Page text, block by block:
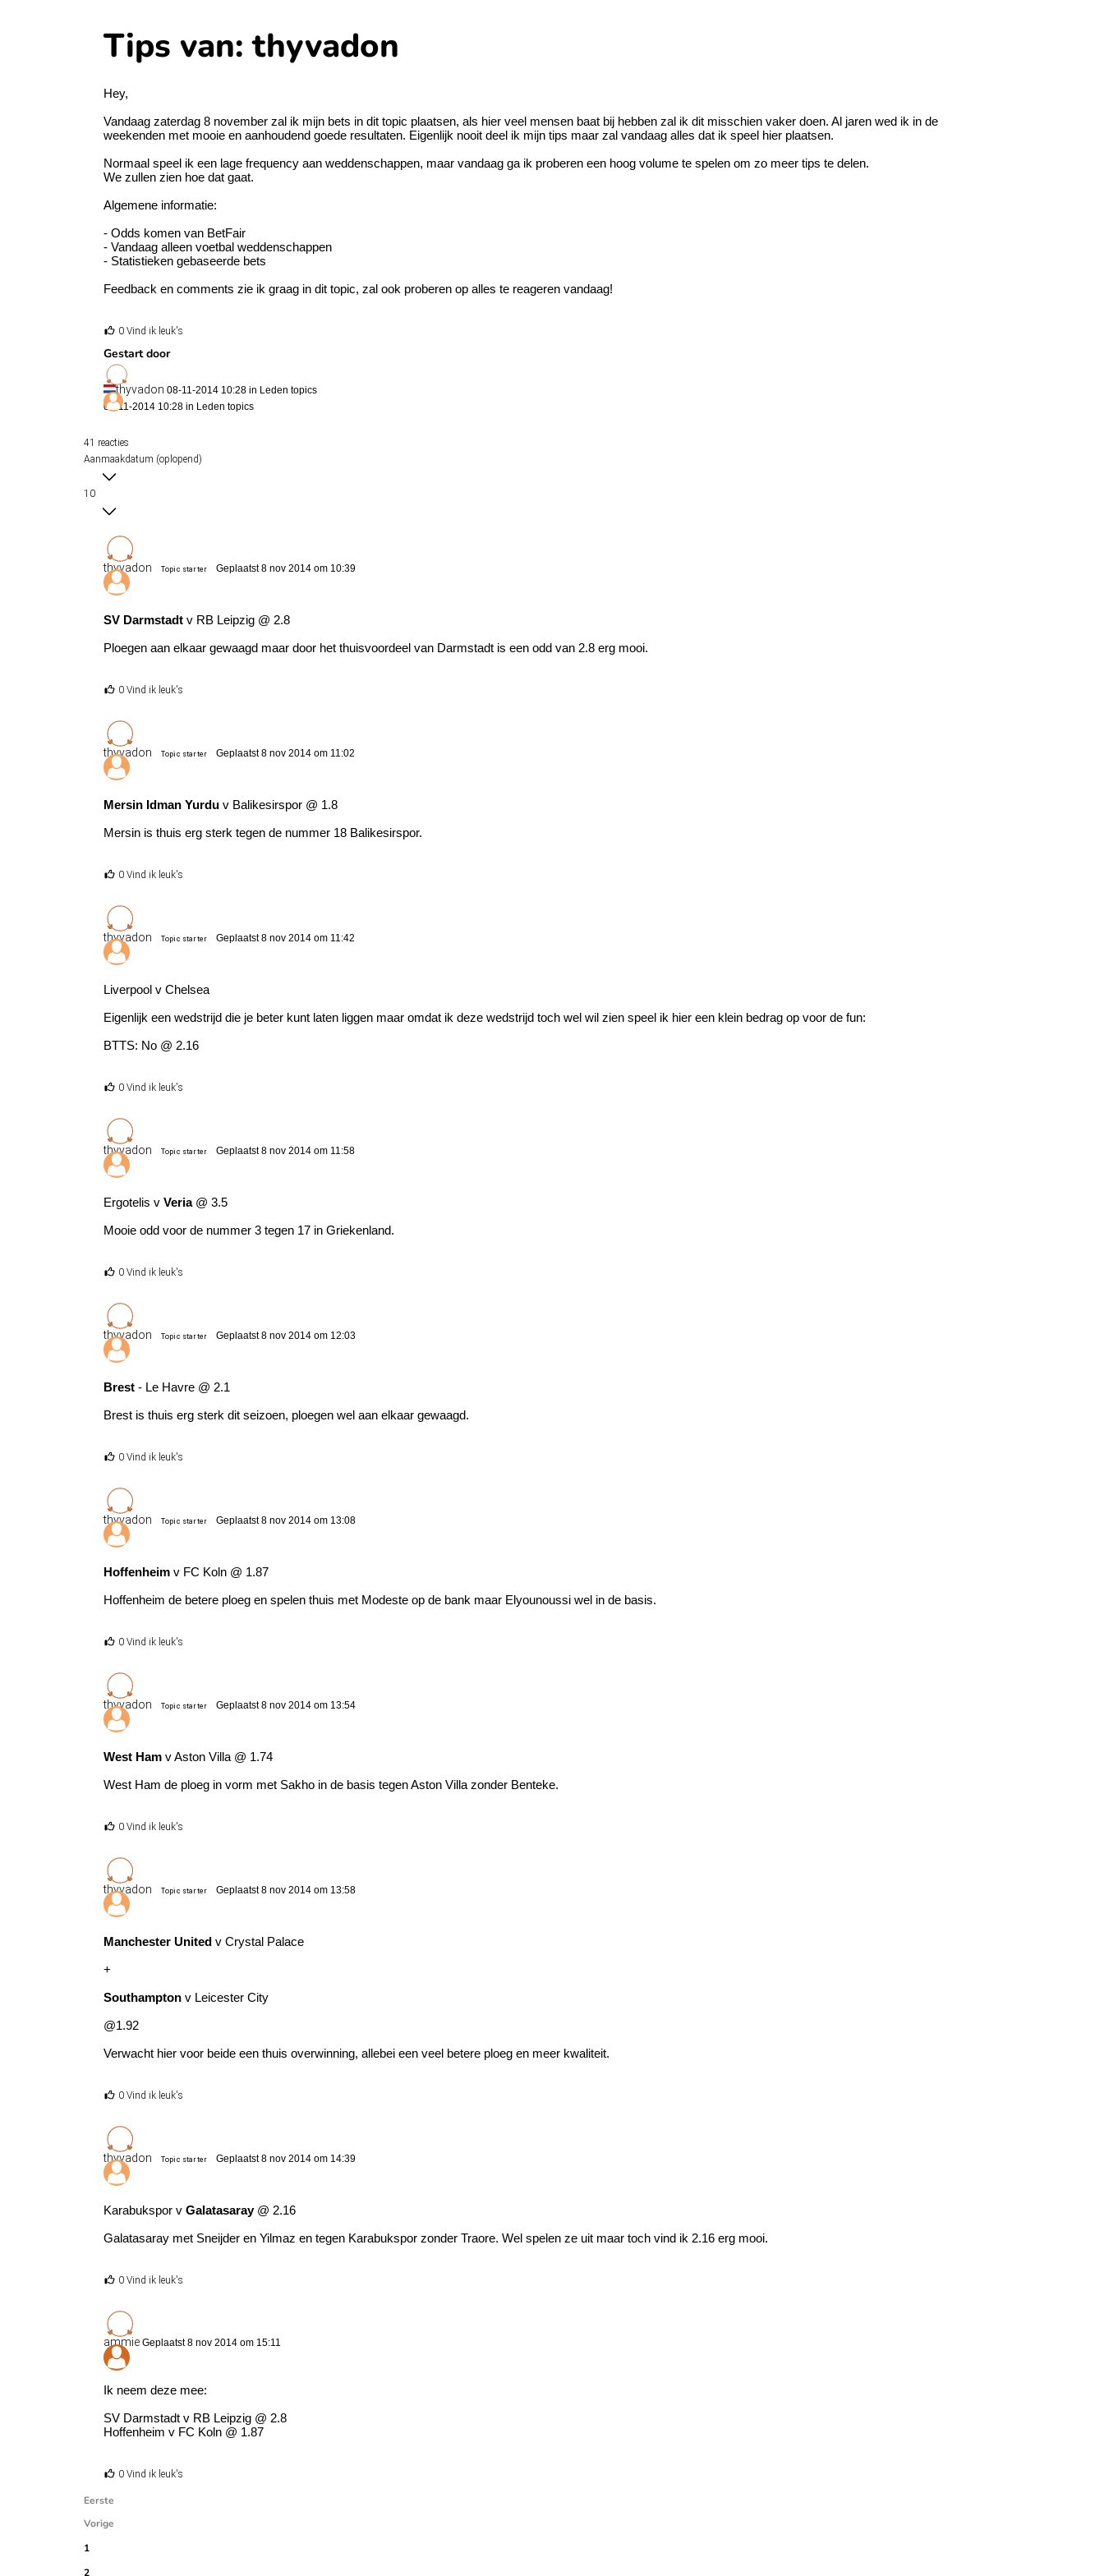
Tips van: thyvadon
Hey,
Vandaag zaterdag 8 november zal ik mijn bets in dit topic plaatsen, als hier veel mensen baat bij hebben zal ik dit misschien vaker doen. Al jaren wed ik in de
weekenden met mooie en aanhoudend goede resultaten. Eigenlijk nooit deel ik mijn tips maar zal vandaag alles dat ik speel hier plaatsen.
Normaal speel ik een lage frequency aan weddenschappen, maar vandaag ga ik proberen een hoog volume te spelen om zo meer tips te delen.
We zullen zien hoe dat gaat.
Algemene informatie:
- Odds komen van BetFair
- Vandaag alleen voetbal weddenschappen
- Statistieken gebaseerde bets
Feedback en comments zie ik graag in dit topic, zal ook proberen op alles te reageren vandaag!
0 Vind ik leuk's
Gestart door
thyvadon 08-11-2014 10:28 in Leden topics
08-11-2014 10:28 in Leden topics
41 reacties
Aanmaakdatum (oplopend)
10
thyvadon Topic starter Geplaatst 8 nov 2014 om 10:39
SV Darmstadt v RB Leipzig @ 2.8
Ploegen aan elkaar gewaagd maar door het thuisvoordeel van Darmstadt is een odd van 2.8 erg mooi.
0 Vind ik leuk's
thyvadon Topic starter Geplaatst 8 nov 2014 om 11:02
Mersin Idman Yurdu v Balikesirspor @ 1.8
Mersin is thuis erg sterk tegen de nummer 18 Balikesirspor.
0 Vind ik leuk's
thyvadon Topic starter Geplaatst 8 nov 2014 om 11:42
Liverpool v Chelsea
Eigenlijk een wedstrijd die je beter kunt laten liggen maar omdat ik deze wedstrijd toch wel wil zien speel ik hier een klein bedrag op voor de fun:
BTTS: No @ 2.16
0 Vind ik leuk's
thyvadon Topic starter Geplaatst 8 nov 2014 om 11:58
Ergotelis v Veria@ 3.5
Mooie odd voor de nummer 3 tegen 17 in Griekenland.
0 Vind ik leuk's
thyvadon Topic starter Geplaatst 8 nov 2014 om 12:03
Brest - Le Havre @ 2.1
Brest is thuis erg sterk dit seizoen, ploegen wel aan elkaar gewaagd.
0 Vind ik leuk's
thyvadon Topic starter Geplaatst 8 nov 2014 om 13:08
Hoffenheim v FC Koln @ 1.87
Hoffenheim de betere ploeg en spelen thuis met Modeste op de bank maar Elyounoussi wel in de basis.
0 Vind ik leuk's
thyvadon Topic starter Geplaatst 8 nov 2014 om 13:54
West Ham v Aston Villa @ 1.74
West Ham de ploeg in vorm met Sakho in de basis tegen Aston Villa zonder Benteke.
0 Vind ik leuk's
thyvadon Topic starter Geplaatst 8 nov 2014 om 13:58
Manchester United v Crystal Palace
+
Southampton v Leicester City
@1.92
Verwacht hier voor beide een thuis overwinning, allebei een veel betere ploeg en meer kwaliteit.
0 Vind ik leuk's
thyvadon Topic starter Geplaatst 8 nov 2014 om 14:39
Karabukspor v Galatasaray@ 2.16
Galatasaray met Sneijder en Yilmaz en tegen Karabukspor zonder Traore. Wel spelen ze uit maar toch vind ik 2.16 erg mooi.
0 Vind ik leuk's
ammie Geplaatst 8 nov 2014 om 15:11
Ik neem deze mee:
SV Darmstadt v RB Leipzig @ 2.8
Hoffenheim v FC Koln @ 1.87
0 Vind ik leuk's
Eerste
Vorige
1
2